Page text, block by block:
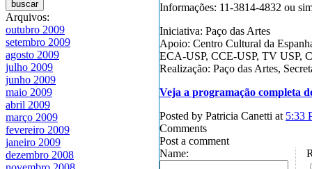
Arquivos:
outubro 2009
setembro 2009
agosto 2009
julho 2009
junho 2009
maio 2009
abril 2009
março 2009
fevereiro 2009
janeiro 2009
dezembro 2008
Informações: 11-3814-4832 ou
Iniciativa: Paço das Artes
Apoio: Centro Cultural da
ECA-USP, CCE-USP, TV USP,
Realização: Paço das Artes,
Veja a programação completa
Posted by Patricia Canetti at 5:33
Comments
Post a comment
Name: